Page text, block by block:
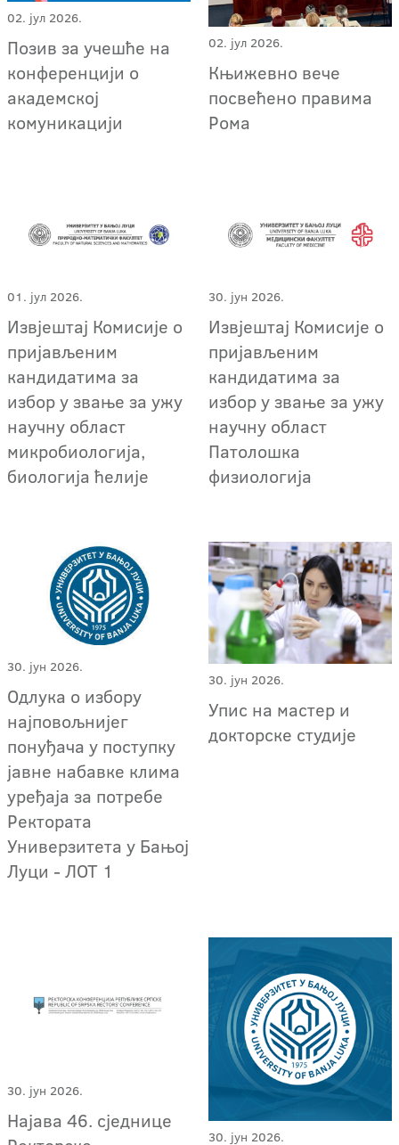
02. јул 2026.
Позив за учешће на
конференцији о
академској
комуникацији
02. јул 2026.
Књижевно вече
посвећено правима
Рома
01. јул 2026.
Извјештај Комисије о
пријављеним
кандидатима за
избор у звање за ужу
научну област
микробиологија,
биологија ћелије
30. јун 2026.
Извјештај Комисије о
пријављеним
кандидатима за
избор у звање за ужу
научну област
Патолошка
физиологија
30. јун 2026.
Одлука о избору
најповољнијег
понуђача у поступку
јавне набавке клима
уређаја за потребе
Ректората
Универзитета у Бањој
Луци - ЛОТ 1
30. јун 2026.
Упис на мастер и
докторске студије
30. јун 2026.
Најава 46. сједнице
30. јун 2026.